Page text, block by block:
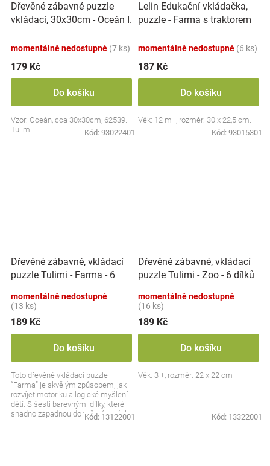
Dřevěné zábavné puzzle
vkládací, 30x30cm - Oceán I.
momentálně nedostupné (7 ks)
179 Kč
Do košíku
Vzor: Oceán, cca 30x30cm, 62539.
Tulimi
Kód: 93022401
Lelin Edukační vkládačka,
puzzle - Farma s traktorem
momentálně nedostupné (6 ks)
187 Kč
Do košíku
Věk: 12 m+, rozměr: 30 x 22,5 cm.
Kód: 93015301
Dřevěné zábavné, vkládací
puzzle Tulimi - Farma - 6
momentálně nedostupné
(13 ks)
189 Kč
Do košíku
Toto dřevěné vkládací puzzle
“Farma” je skvělým způsobem, jak
rozvíjet motoriku a logické myšlení
dětí. S šesti barevnými dílky, které
snadno zapadnou do vyřezávaných
Kód: 13122001
Dřevěné zábavné, vkládací
puzzle Tulimi - Zoo - 6 dílků
momentálně nedostupné
(16 ks)
189 Kč
Do košíku
Věk: 3 +, rozměr: 22 x 22 cm
Kód: 13322001